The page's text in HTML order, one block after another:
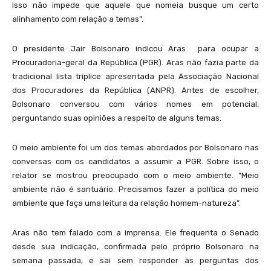
Isso não impede que aquele que nomeia busque um certo
alinhamento com relação a temas”.
O presidente Jair Bolsonaro indicou Aras para ocupar a
Procuradoria-geral da República (PGR). Aras não fazia parte da
tradicional lista tríplice apresentada pela Associação Nacional
dos Procuradores da República (ANPR). Antes de escolher,
Bolsonaro conversou com vários nomes em potencial,
perguntando suas opiniões a respeito de alguns temas.
O meio ambiente foi um dos temas abordados por Bolsonaro nas
conversas com os candidatos a assumir a PGR. Sobre isso, o
relator se mostrou preocupado com o meio ambiente. “Meio
ambiente não é santuário. Precisamos fazer a política do meio
ambiente que faça uma leitura da relação homem-natureza”.
Aras não tem falado com a imprensa. Ele frequenta o Senado
desde sua indicação, confirmada pelo próprio Bolsonaro na
semana passada, e sai sem responder às perguntas dos